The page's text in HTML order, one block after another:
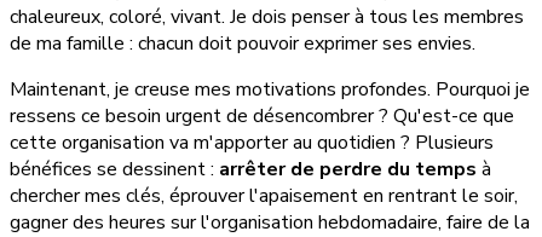
chaleureux, coloré, vivant. Je dois penser à tous les membres
de ma famille : chacun doit pouvoir exprimer ses envies.
Maintenant, je creuse mes motivations profondes. Pourquoi je
ressens ce besoin urgent de désencombrer ? Qu'est-ce que
cette organisation va m'apporter au quotidien ? Plusieurs
bénéfices se dessinent : arrêter de perdre du temps à
chercher mes clés, éprouver l'apaisement en rentrant le soir,
gagner des heures sur l'organisation hebdomadaire, faire de la